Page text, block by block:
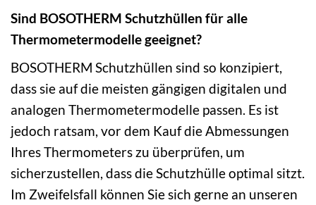
Sind BOSOTHERM Schutzhüllen für alle
Thermometermodelle geeignet?
BOSOTHERM Schutzhüllen sind so konzipiert,
dass sie auf die meisten gängigen digitalen und
analogen Thermometermodelle passen. Es ist
jedoch ratsam, vor dem Kauf die Abmessungen
Ihres Thermometers zu überprüfen, um
sicherzustellen, dass die Schutzhülle optimal sitzt.
Im Zweifelsfall können Sie sich gerne an unseren